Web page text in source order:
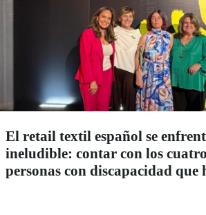
El retail textil español se
ineludible: contar con los
personas con discapacidad que